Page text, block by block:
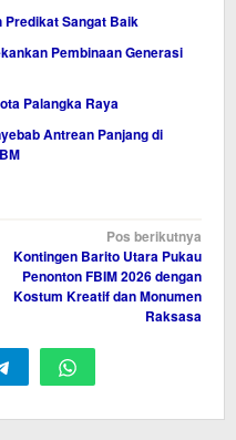
Predikat Sangat Baik
Pembinaan Generasi
Palangka Raya
Antrean Panjang di
Pos berikutnya
Kontingen Barito Utara Pukau
Penonton FBIM 2026 dengan
Kostum Kreatif dan Monumen
Raksasa